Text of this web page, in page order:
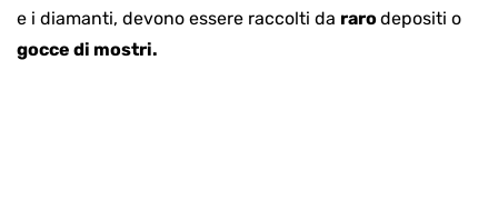
e i diamanti, devono essere raccolti da rarodepositi o
gocce di mostri.